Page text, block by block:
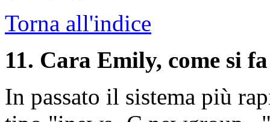
Torna all'indice
11. Cara Emily, come si
In passato il sistema più